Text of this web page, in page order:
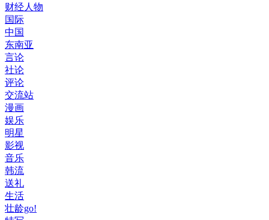
财经人物
国际
中国
东南亚
言论
社论
评论
交流站
漫画
娱乐
明星
影视
音乐
韩流
送礼
生活
壮龄go!